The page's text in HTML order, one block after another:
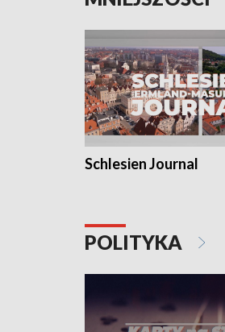
Schlesien Journal
POLITYKA